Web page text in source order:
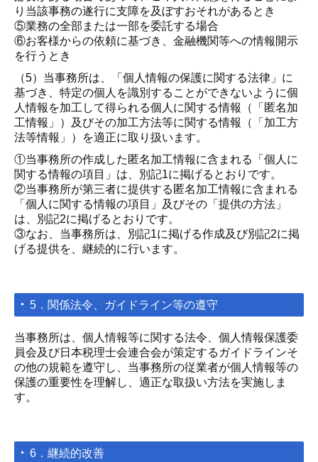
り当該事務の遂行に支障を及ぼすおそれがあるとき
⑤業務の全部または一部を委託する場合
⑥お客様からの依頼に基づき、金融機関等への情報開示
を行うとき
（5）当事務所は、「個人情報の保護に関する法律」に
基づき、特定の個人を識別することができないように個
人情報を加工して得られる個人に関する情報（「匿名加
工情報」）及びその加工方法等に関する情報（「加工方
法等情報」）を適正に取り扱います。
①当事務所の作成した匿名加工情報に含まれる「個人に
関する情報の項目」は、別記1に掲げるとおりです。
②当事務所が第三者に提供する匿名加工情報に含まれる
「個人に関する情報の項目」及びその「提供の方法」
は、別記2に掲げるとおりです。
③なお、当事務所は、別記1に掲げる作成及び別記2に掲
げる提供を、継続的に行います。
5．関係法令、ガイドライン等の遵守
当事務所は、個人情報等に関する法令、個人情報保護委
員会及び日本税理士会連合会が策定するガイドラインそ
の他の規範を遵守し、当事務所の従業者が個人情報等の
保護の重要性を理解し、適正な取扱い方法を実施しま
す。
6．継続的改善